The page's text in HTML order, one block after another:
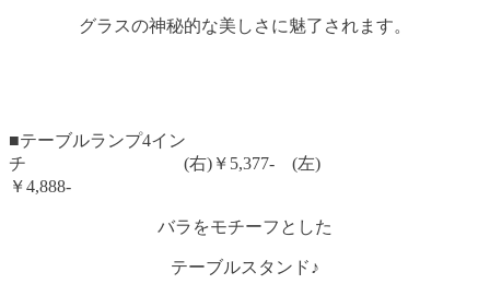
グラスの神秘的な美しさに魅了されます。
■テーブルランプ4イン
チ (右)￥5,377- (左)
￥4,888-
バラをモチーフとした
テーブルスタンド♪